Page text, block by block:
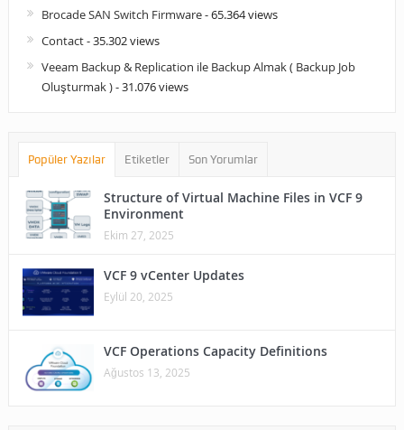
Brocade SAN Switch Firmware- 65.364 views
Contact- 35.302 views
Veeam Backup & Replication ile Backup Almak ( Backup Job
Oluşturmak )- 31.076 views
Popüler Yazılar Etiketler Son Yorumlar
Structure of Virtual Machine Files in VCF 9
Environment
Ekim 27, 2025
VCF 9 vCenter Updates
Eylül 20, 2025
VCF Operations Capacity Definitions
Ağustos 13, 2025